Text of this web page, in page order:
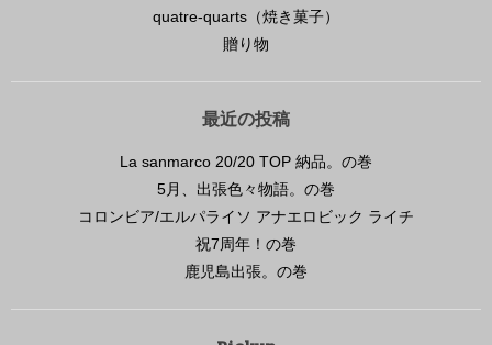
quatre-quarts（焼き菓子）
贈り物
最近の投稿
La sanmarco 20/20 TOP 納品。の巻
5月、出張色々物語。の巻
コロンビア/エルパライソ アナエロビック ライチ
祝7周年！の巻
鹿児島出張。の巻